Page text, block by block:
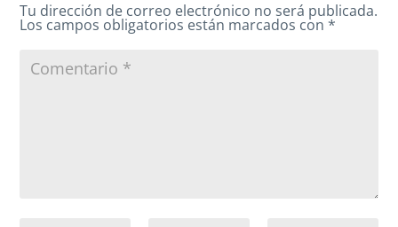
Tu dirección de correo electrónico no será publicada.
Los campos obligatorios están marcados con*